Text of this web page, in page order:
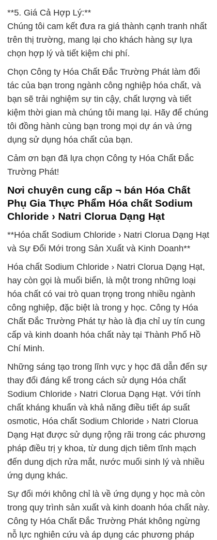
**5. Giá Cả Hợp Lý:**
Chúng tôi cam kết đưa ra giá thành cạnh tranh nhất
trên thị trường, mang lại cho khách hàng sự lựa
chọn hợp lý và tiết kiệm chi phí.
Chọn Công ty Hóa Chất Đắc Trường Phát làm đối
tác của bạn trong ngành công nghiệp hóa chất, và
bạn sẽ trải nghiệm sự tin cậy, chất lượng và tiết
kiệm thời gian mà chúng tôi mang lại. Hãy để chúng
tôi đồng hành cùng bạn trong mọi dự án và ứng
dụng sử dụng hóa chất của bạn.
Cảm ơn bạn đã lựa chọn Công ty Hóa Chất Đắc
Trường Phát!
Nơi chuyên cung cấp ¬ bán Hóa Chất
Phụ Gia Thực Phẩm Hóa chất Sodium
Chloride › Natri Clorua Dạng Hạt
**Hóa chất Sodium Chloride › Natri Clorua Dạng Hạt
và Sự Đổi Mới trong Sản Xuất và Kinh Doanh**
Hóa chất Sodium Chloride › Natri Clorua Dạng Hạt,
hay còn gọi là muối biển, là một trong những loại
hóa chất có vai trò quan trọng trong nhiều ngành
công nghiệp, đặc biệt là trong y học. Công ty Hóa
Chất Đắc Trường Phát tự hào là địa chỉ uy tín cung
cấp và kinh doanh hóa chất này tại Thành Phố Hồ
Chí Minh.
Những sáng tạo trong lĩnh vực y học đã dẫn đến sự
thay đổi đáng kể trong cách sử dụng Hóa chất
Sodium Chloride › Natri Clorua Dạng Hạt. Với tính
chất kháng khuẩn và khả năng điều tiết áp suất
osmotic, Hóa chất Sodium Chloride › Natri Clorua
Dạng Hạt được sử dụng rộng rãi trong các phương
pháp điều trị y khoa, từ dung dịch tiêm tĩnh mạch
đến dung dịch rửa mắt, nước muối sinh lý và nhiều
ứng dụng khác.
Sự đổi mới không chỉ là về ứng dụng y học mà còn
trong quy trình sản xuất và kinh doanh hóa chất này.
Công ty Hóa Chất Đắc Trường Phát không ngừng
nỗ lực nghiên cứu và áp dụng các phương pháp